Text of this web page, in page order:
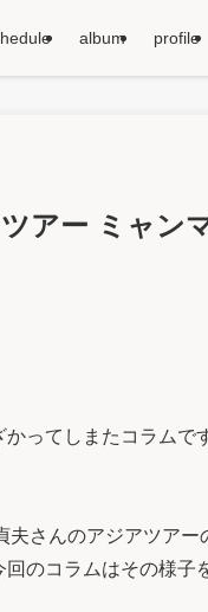
album profile
アー ミャン
ってしまたコラムで
さんのアジアツアー
のコラムはその様子